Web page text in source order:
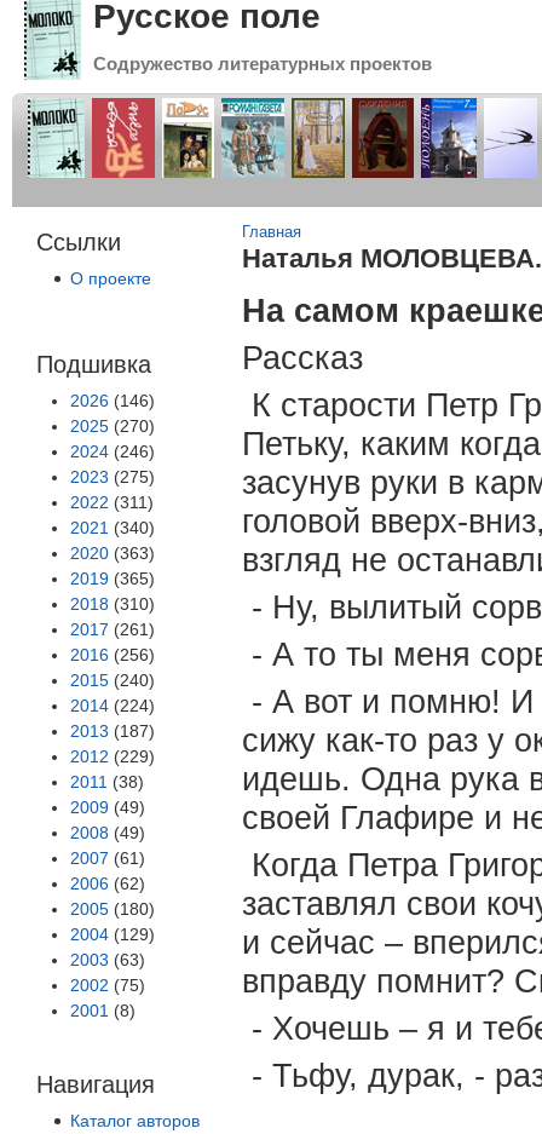
Русское поле
Содружество литературных проектов
Ссылки
О проекте
Подшивка
2026 (146)
2025 (270)
2024 (246)
2023 (275)
2022 (311)
2021 (340)
2020 (363)
2019 (365)
2018 (310)
2017 (261)
2016 (256)
2015 (240)
2014 (224)
2013 (187)
2012 (229)
2011 (38)
2009 (49)
2008 (49)
2007 (61)
2006 (62)
2005 (180)
2004 (129)
2003 (63)
2002 (75)
2001 (8)
Навигация
Каталог авторов
Вы здесь
Главная
Наталья МОЛОВЦЕВА.
На самом краешке
Рассказ
К старости Петр
Петьку, каким
засунув руки в
головой вверх-
взгляд не
- Ну, вылитый
- А то ты меня
- А вот и помню! И
сижу как-то раз у
идешь. Одна рука
своей Глафире и
Когда Петра
заставлял свои
и сейчас –
вправду помнит?
- Хочешь – я и
- Тьфу, дурак, -